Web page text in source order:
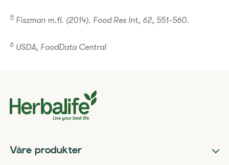
5 Fiszman m.fl. (2014). Food Res Int, 62, 551-560.
6 USDA, FoodData Central
Våre produkter